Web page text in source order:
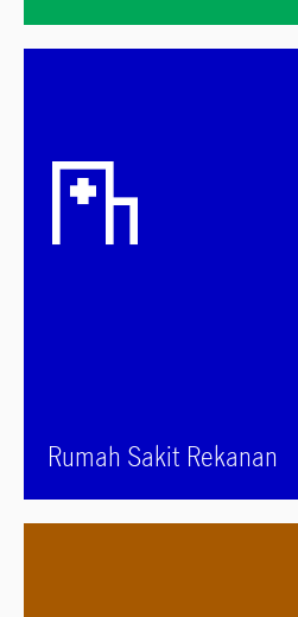
Rumah Sakit Rekanan